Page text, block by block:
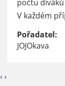
počtu
V každém
Pořadatel:
JOJOkava
‹ ›